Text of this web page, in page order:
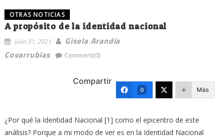
OTRAS NOTICIAS
A propósito de la identidad nacional
julio 31, 2021
Gisela Arandia
Covarrubias
Comment(0)
Compartir
0 Más
¿Por qué la Identidad Nacional [1] como el epicentro de este
análisis? Porque a mi modo de ver es en la Identidad Nacional